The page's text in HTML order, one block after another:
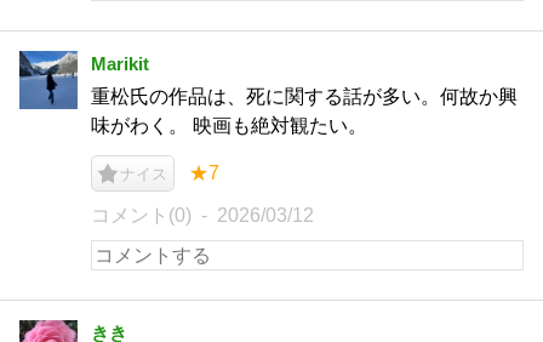
Marikit
重松氏の作品は、死に関する話が多い。何故か興
味がわく。 映画も絶対観たい。
ナイス ★7
コメント(0) 2026/03/12
きき